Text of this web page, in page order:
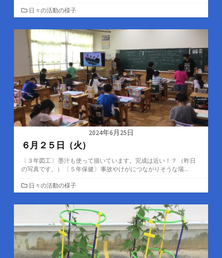
カ
テ
ゴ
リ
ー
日々の活動の様子
2024年6月25日
６月２５日（火）
〔３年図工〕 墨汁も使って描いています。完成は近い！？ （昨日
の写真です。） 〔５年保健〕 事故やけがにつながりそうな場...
カ
テ
ゴ
ー
日々の活動の様子